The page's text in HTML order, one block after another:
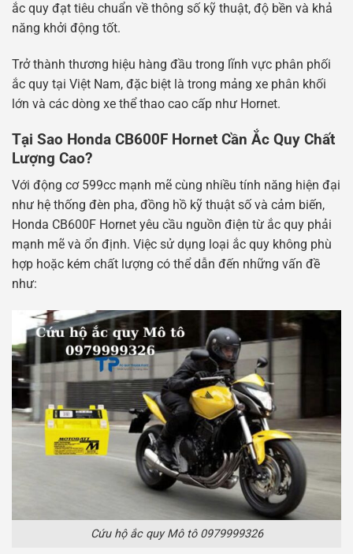
ắc quy đạt tiêu chuẩn về thông số kỹ thuật, độ bền và khả
năng khởi động tốt.
Trở thành thương hiệu hàng đầu trong lĩnh vực phân phối
ắc quy tại Việt Nam, đặc biệt là trong mảng xe phân khối
lớn và các dòng xe thể thao cao cấp như Hornet.
Tại Sao Honda CB600F Hornet Cần Ắc Quy Chất
Lượng Cao?
Với động cơ 599cc mạnh mẽ cùng nhiều tính năng hiện đại
như hệ thống đèn pha, đồng hồ kỹ thuật số và cảm biến,
Honda CB600F Hornet yêu cầu nguồn điện từ ắc quy phải
mạnh mẽ và ổn định. Việc sử dụng loại ắc quy không phù
hợp hoặc kém chất lượng có thể dẫn đến những vấn đề
như:
Cứu hộ ắc quy Mô tô 0979999326